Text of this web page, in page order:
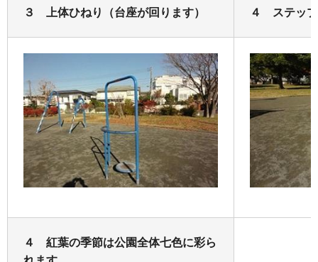
３ 上体ひねり（台座が回ります） ４ ステップ
４ 紅葉の季節は公園全体七色に彩ら